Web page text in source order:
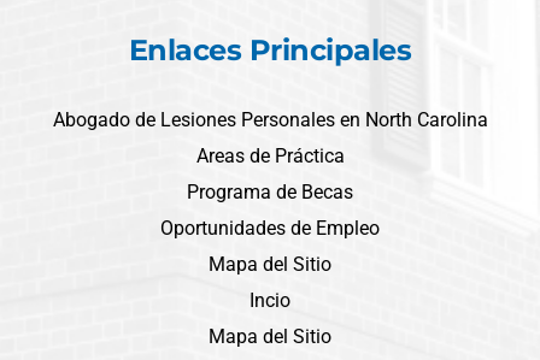
Enlaces Principales
Abogado de Lesiones Personales en North Carolina
Areas de Práctica
Programa de Becas
Oportunidades de Empleo
Mapa del Sitio
Incio
Mapa del Sitio